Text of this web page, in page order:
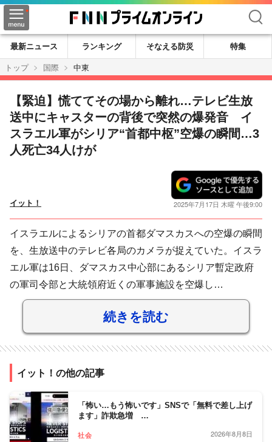
検索
最新ニュース ランキング そなえる防災
特集
トップ
国際 中東
【緊迫】慌ててその場から離れ…テレビ生放
送中にキャスターの背後で突然の爆発音 イ
スラエル軍がシリア“首都中枢”空爆の瞬間…3
人死亡34人けが
イット！ 2025年7月17日 木曜 午後9:00
イスラエルによるシリアの首都ダマスカスへの空爆の瞬間
を、生放送中のテレビ各局のカメラが捉えていた。イスラ
エル軍は16日、ダマスカス中心部にあるシリア暫定政府
の軍司令部と大統領府近くの軍事施設を空爆し…
続きを読む
イット！の他の記事
「怖い…もう怖いです」SNSで「無料で差し上げ
ます」詐欺急増 …
社会 2026年8月8日